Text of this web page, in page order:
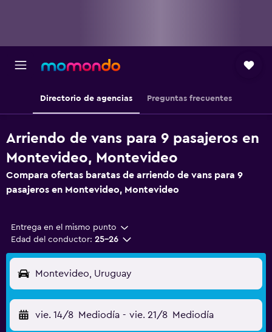
Directorio de agencias Preguntas frecuentes
Arriendo de vans para 9 pasajeros en
Montevideo, Montevideo
Compara ofertas baratas de arriendo de vans para 9
pasajeros en Montevideo, Montevideo
Entrega en el mismo punto
Edad del conductor: 25-26
Montevideo, Uruguay
vie. 14/8 Mediodía - vie. 21/8 Mediodía